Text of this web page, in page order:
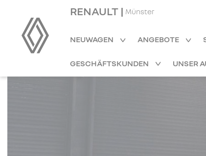
RENAULT | Münster
NEUWAGEN ANGEBOTE
GESCHÄFTSKUNDEN UNSER